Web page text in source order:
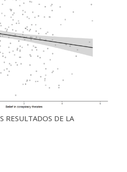
RESULTADOS DE LA